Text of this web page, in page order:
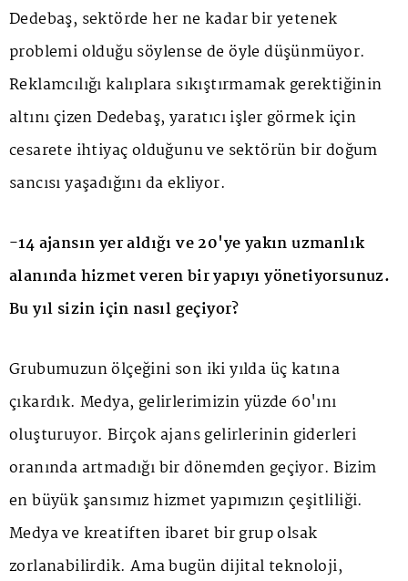
Dedebaş, sektörde her ne kadar bir yetenek
problemi olduğu söylense de öyle düşünmüyor.
Reklamcılığı kalıplara sıkıştırmamak gerektiğinin
altını çizen Dedebaş, yaratıcı işler görmek için
cesarete ihtiyaç olduğunu ve sektörün bir doğum
sancısı yaşadığını da ekliyor.
-14 ajansın yer aldığı ve 20'ye yakın uzmanlık
alanında hizmet veren bir yapıyı yönetiyorsunuz.
Bu yıl sizin için nasıl geçiyor?
Grubumuzun ölçeğini son iki yılda üç katına
çıkardık. Medya, gelirlerimizin yüzde 60'ını
oluşturuyor. Birçok ajans gelirlerinin giderleri
oranında artmadığı bir dönemden geçiyor. Bizim
en büyük şansımız hizmet yapımızın çeşitliliği.
Medya ve kreatiften ibaret bir grup olsak
zorlanabilirdik. Ama bugün dijital teknoloji,